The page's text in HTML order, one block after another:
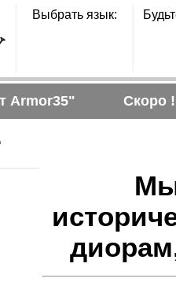
Выбрать язык:
Armor35" Скоро !
Мы